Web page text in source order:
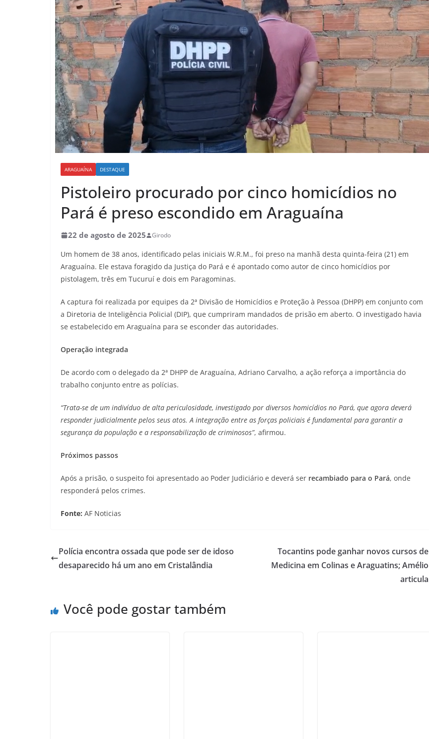
ARAGUAÍNA DESTAQUE
Pistoleiro procurado por cinco homicídios no
Pará é preso escondido em Araguaína
22 de agosto de 2025 Girodo
Um homem de 38 anos, identificado pelas iniciais W.R.M., foi preso na manhã desta quinta-feira (21) em
Araguaína. Ele estava foragido da Justiça do Pará e é apontado como autor de cinco homicídios por
pistolagem, três em Tucuruí e dois em Paragominas.
A captura foi realizada por equipes da 2ª Divisão de Homicídios e Proteção à Pessoa (DHPP) em conjunto com
a Diretoria de Inteligência Policial (DIP), que cumpriram mandados de prisão em aberto. O investigado havia
se estabelecido em Araguaína para se esconder das autoridades.
Operação integrada
De acordo com o delegado da 2ª DHPP de Araguaína, Adriano Carvalho, a ação reforça a importância do
trabalho conjunto entre as polícias.
“Trata-se de um indivíduo de alta periculosidade, investigado por diversos homicídios no Pará, que agora deverá
responder judicialmente pelos seus atos. A integração entre as forças policiais é fundamental para garantir a
segurança da população e a responsabilização de criminosos”, afirmou.
Próximos passos
Após a prisão, o suspeito foi apresentado ao Poder Judiciário e deverá ser recambiado para o Pará, onde
responderá pelos crimes.
Fonte: AF Noticias
Polícia encontra ossada que pode ser de idoso
desaparecido há um ano em Cristalândia
Tocantins pode ganhar novos cursos de
Medicina em Colinas e Araguatins; Amélio
articula
Você pode gostar também